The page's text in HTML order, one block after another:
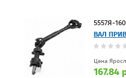
5557Я-
ВАЛ
Цена
167.84